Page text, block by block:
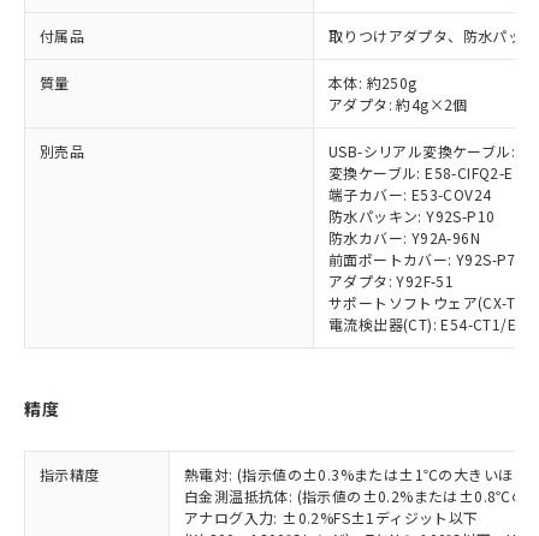
付属品 取りつけアダプタ、防水パッ
質量
本体: 約250g
アダプタ: 約4g×2個
別売品
USB-シリアル変換ケーブル:
変換ケーブル: E58-CIFQ2-E
端子カバー: E53-COV24
防水パッキン: Y92S-P10
防水カバー: Y92A-96N
前面ポートカバー: Y92S-P7
アダプタ: Y92F-51
サポートソフトウェア(CX-
電流検出器(CT): E54-CT1/
精度
指示精度
熱電対: (指示値の±0.3%または±1℃の大きいほう
白金測温抵抗体: (指示値の±0.2%または±0.8℃の
アナログ入力: ±0.2%FS±1ディジット以下
以下の条件をお読みいただき、同意のうえ
本サービスは、当社制御機器事業取扱
商品の当社在庫状況および標準価格
(税抜)を提供させていただくもので
当社制御機器事業取扱商品の中には、
記載している更新日時点での社内デー
タに基づき作成されるものであり、閲
覧された時点での実際の在庫および標
準価格とは異なる場合があることをご
対応済み：EU RoHS指令（10物質）の
非含有に対応した製品が提供可能な商品で
対応予定：EU RoHS指令（10物質）の非含
有に対応した製品に切り替える予定のある
対応予定なし：EU RoHS指令（10物質）の
非含有に非対応の商品で、対応品を出す予
調査・確認中：EU RoHS指令（10物質）の
非含有の対応状況を調査中または確認中の
非該当品：ライセンス料など無形物で、有
害物質有無と関係のない商品です。
*EU RoHS指令（10物質）：
鉛(Pb) 1000ppm以下、 水銀(Hg) 1000ppm以下、 カド
ミウム(Cd) 100ppm以下、
六価クロム(Cr(Ⅵ)) 1000ppm以下、ポリ臭化ビフェニル
「○」：最大均質材料含有率が中国RoHSの
基準値以下であることを示します。
*中国RoHS10物質の基準値 (GB/T26572)：
Pb(鉛) :1000ppm、 Hg(水銀) : 1000ppm、 Cd(カドミウ
ム) : 100ppm、
（以下｢規制貨物等」という）を輸出
または国外への提供する場合は、日本
国政府の輸出許可(または役務取引許
可)を取得するなどの必要な手続きを
説明